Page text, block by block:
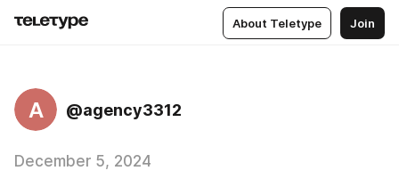
About Teletype Join
A @agency3312
December 5, 2024